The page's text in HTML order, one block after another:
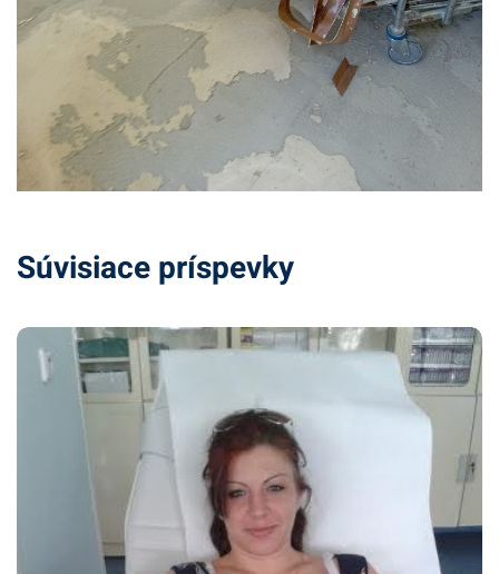
Súvisiace príspevky